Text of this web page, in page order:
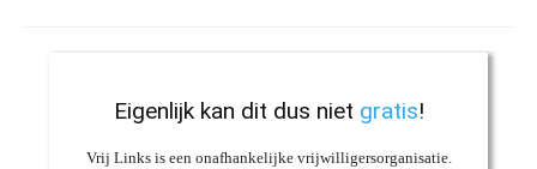
Eigenlijk kan dit dus niet gratis!
Vrij Links is een onafhankelijke vrijwilligersorganisatie.